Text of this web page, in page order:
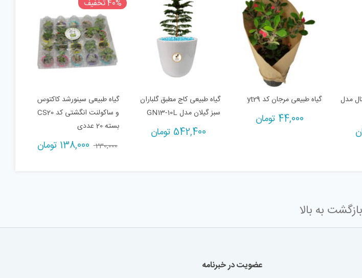
مدل
گیاه طبیعی مرجان کد yt29
44,000 تومان
گیاه طبیعی کاج مطبق گلباران
سبز گیلان مدل GN13-10L
542,400 تومان
40% تخفیف
گیاه طبیعی سینورشد کاکتوس
و ساکولنت انگشتی کد CS20
بسته 20 عددی
230,000
138,000 تومان
بازگشت به بالا
عضویت در خبرنامه